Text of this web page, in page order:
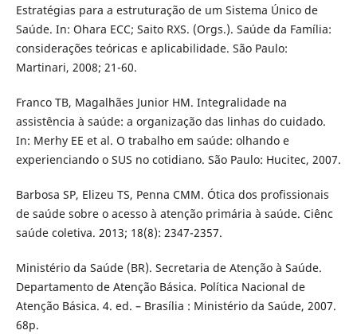
Estratégias para a estruturação de um Sistema Único de
Saúde. In: Ohara ECC; Saito RXS. (Orgs.). Saúde da Família:
considerações teóricas e aplicabilidade. São Paulo:
Martinari, 2008; 21-60.
Franco TB, Magalhães Junior HM. Integralidade na
assistência à saúde: a organização das linhas do cuidado.
In: Merhy EE et al. O trabalho em saúde: olhando e
experienciando o SUS no cotidiano. São Paulo: Hucitec, 2007.
Barbosa SP, Elizeu TS, Penna CMM. Ótica dos profissionais
de saúde sobre o acesso à atenção primária à saúde. Ciênc
saúde coletiva. 2013; 18(8): 2347-2357.
Ministério da Saúde (BR). Secretaria de Atenção à Saúde.
Departamento de Atenção Básica. Política Nacional de
Atenção Básica. 4. ed. – Brasília : Ministério da Saúde, 2007.
68p.